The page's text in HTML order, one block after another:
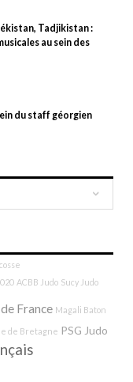
Tadjikistan :
au sein des
du staff géorgien
ACBB Judo Sucy Judo
France Magali Baton
de Bretagne PSG Judo